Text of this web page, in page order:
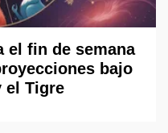
el fin de semana
bajo
el Tigre